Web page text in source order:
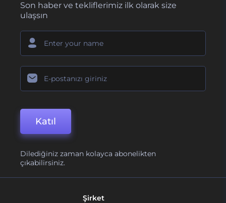
Son haber ve tekliflerimiz ilk olarak size
ulaşsın
Katıl
Dilediğiniz zaman kolayca abonelikten
çıkabilirsiniz.
Şirket